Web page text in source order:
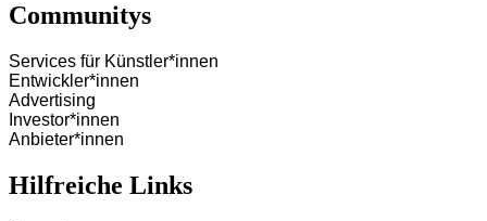
Communitys
Services für Künstler*innen
Entwickler*innen
Advertising
Investor*innen
Anbieter*innen
Hilfreiche Links